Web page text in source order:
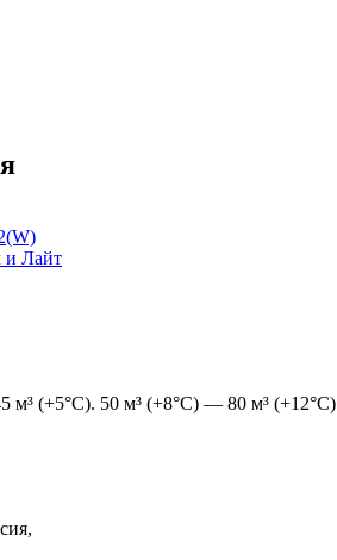
и Лайт
м³ (+5°С). 50 м³ (+8°С) — 80 м³ (+12°С)